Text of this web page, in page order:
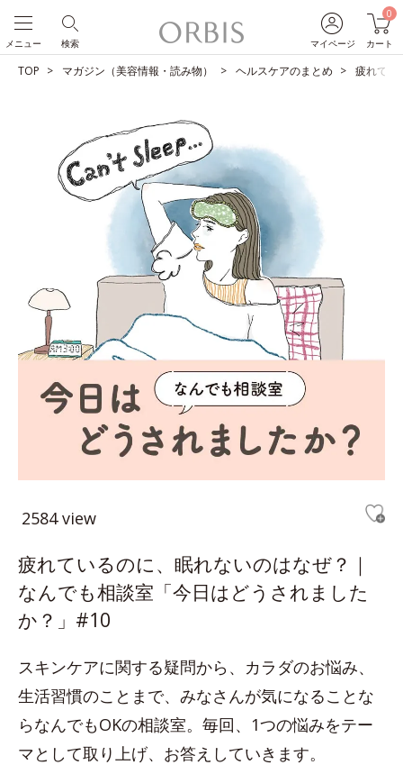
マイページ
0
カート
検索
メニュー
TOP マガジン（美容情報・読み物） ヘルスケアのまとめ 疲れてい
2584 view
疲れているのに、眠れないのはなぜ？｜
なんでも相談室「今日はどうされました
か？」#10
スキンケアに関する疑問から、カラダのお悩み、
生活習慣のことまで、みなさんが気になることな
らなんでもOKの相談室。毎回、1つの悩みをテー
マとして取り上げ、お答えしていきます。